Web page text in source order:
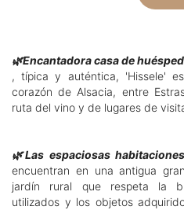
🌿Encantadora casa de
, típica y auténtica, 'Hissele'
corazón de Alsacia, entre
ruta del vino y de lugares de
🌿Las espaciosas
encuentran en una antigua
jardín rural que respeta la
utilizados y los objetos